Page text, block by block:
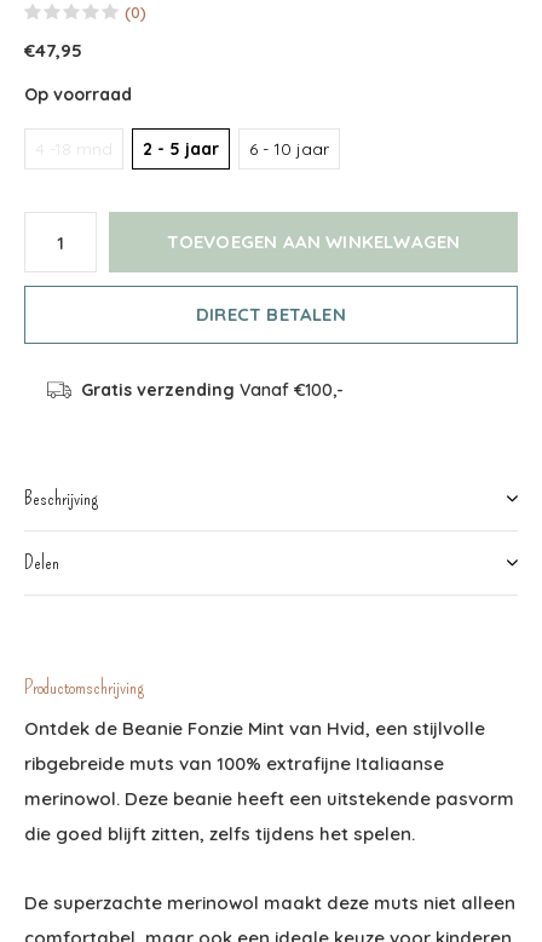
(0)
€47,95
Op voorraad
4 -18 mnd 2 - 5 jaar 6 - 10 jaar
TOEVOEGEN AAN WINKELWAGEN
DIRECT BETALEN
Gratis verzending Vanaf €100,-
Beschrijving
Delen
Productomschrijving
Ontdek de Beanie Fonzie Mint van Hvid, een stijlvolle
ribgebreide muts van 100% extrafijne Italiaanse
merinowol. Deze beanie heeft een uitstekende pasvorm
die goed blijft zitten, zelfs tijdens het spelen.
De superzachte merinowol maakt deze muts niet alleen